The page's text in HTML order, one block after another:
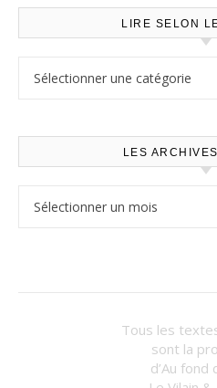
LIRE SELON
LES
Tous les
sont la
d’Au fond